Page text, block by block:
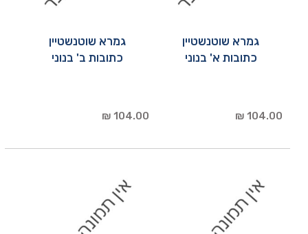
גמרא שוטנשטיין
כתובות א' בנוני
104.00 ₪
גמרא שוטנשטיין
כתובות ב' בנוני
104.00 ₪